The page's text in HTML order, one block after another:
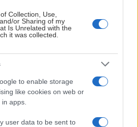
Collection, Use,
or Sharing of my
Is Unrelated with the
it was collected.
to enable storage
like cookies on web or
apps.
user data to be sent to